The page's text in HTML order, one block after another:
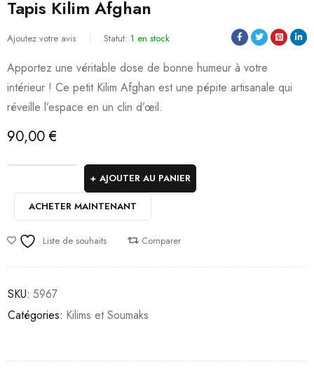
Tapis Kilim Afghan
Ajoutez votre avis Statut: 1 en stock
​Apportez une véritable dose de bonne humeur à votre
intérieur ! Ce petit Kilim Afghan est une pépite artisanale qui
réveille l’espace en un clin d’œil.
90,00€
AJOUTER AU PANIER
ACHETER MAINTENANT
Liste de souhaits Comparer
SKU: 5967
Catégories: Kilims et Soumaks